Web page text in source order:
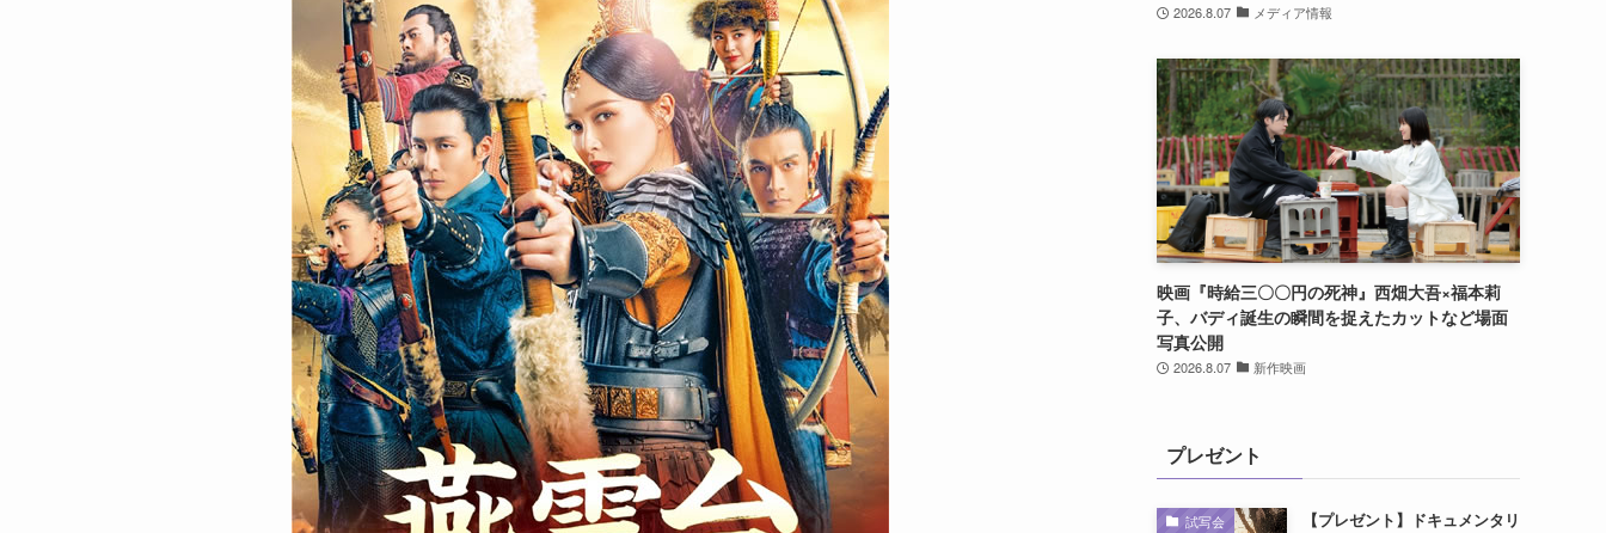
2026.8.07 メディア情報
映画『時給三〇〇円の死神』西畑大吾×福本莉
子、バディ誕生の瞬間を捉えたカットなど場面
写真公開
2026.8.07 新作映画
プレゼント
試写会
【プレゼント】ドキュメンタリ